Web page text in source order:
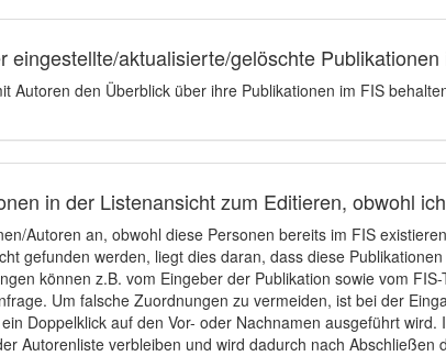
aktualisierte/gelöschte
Autoren den Überblick über ihre Publikationen im FIS
in der Listenansicht zum Editieren, obwohl
Autoren an, obwohl diese Personen bereits im FIS
gefunden werden, liegt dies daran, dass diese
können z.B. vom Eingeber der Publikation sowie vom
Um falsche Zuordnungen zu vermeiden, ist bei der
Doppelklick auf den Vor- oder Nachnamen ausgeführt
Autorenliste verbleiben und wird dadurch nach Abschließen